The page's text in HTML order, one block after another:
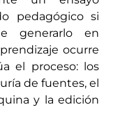
pedagógico si
generarlo en
ocurre
el proceso: los
de fuentes, el
y la edición